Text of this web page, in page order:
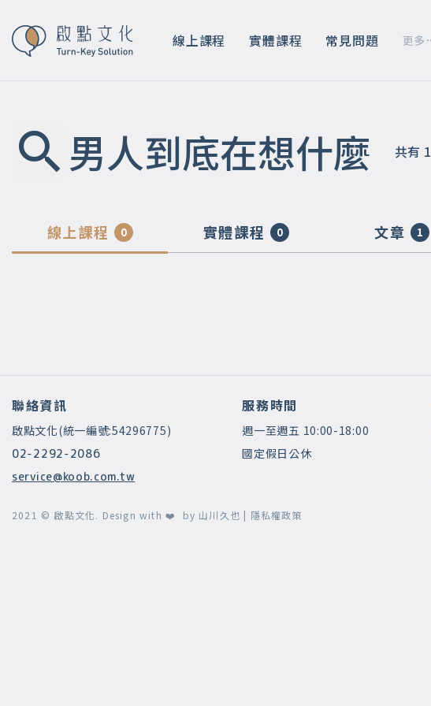
線上課程 實體課程 常見問題 更多
男人到底在想什麼 共有 1
線上課程 0 實體課程 0 文章 1
聯絡資訊
啟點文化(統一編號:54296775)
02-2292-2086
service@koob.com.tw
服務時間
週一至週五 10:00-18:00
國定假日公休
2021 © 啟點文化. Design with ❤️ by 山川久也 | 隱私權政策